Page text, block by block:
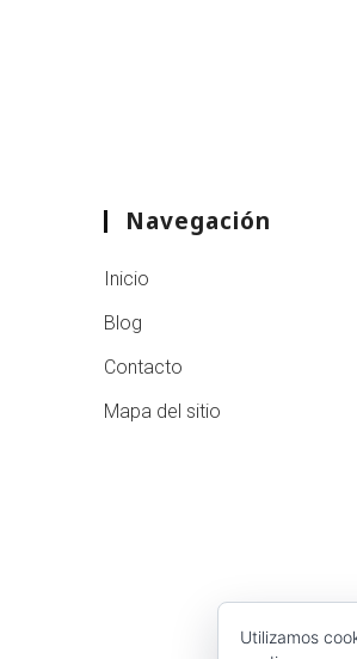
Navegación
Inicio
Blog
Contacto
Mapa del sitio
Utilizamos